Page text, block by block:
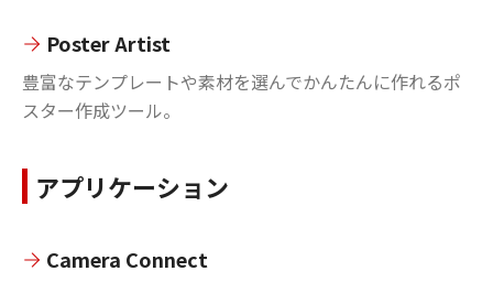
Poster Artist
豊富なテンプレートや素材を選んでかんたんに作れるポ
スター作成ツール。
アプリケーション
Camera Connect